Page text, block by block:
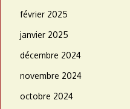
février 2025
janvier 2025
décembre 2024
novembre 2024
octobre 2024